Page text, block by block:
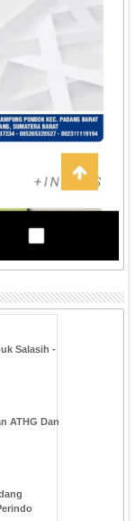
Salasih -
ATHG Dan